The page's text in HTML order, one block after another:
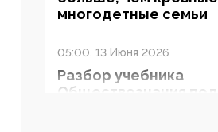
многодетные семьи
05:00, 13 Июня 2026
Разбор учебника
Обществознания под